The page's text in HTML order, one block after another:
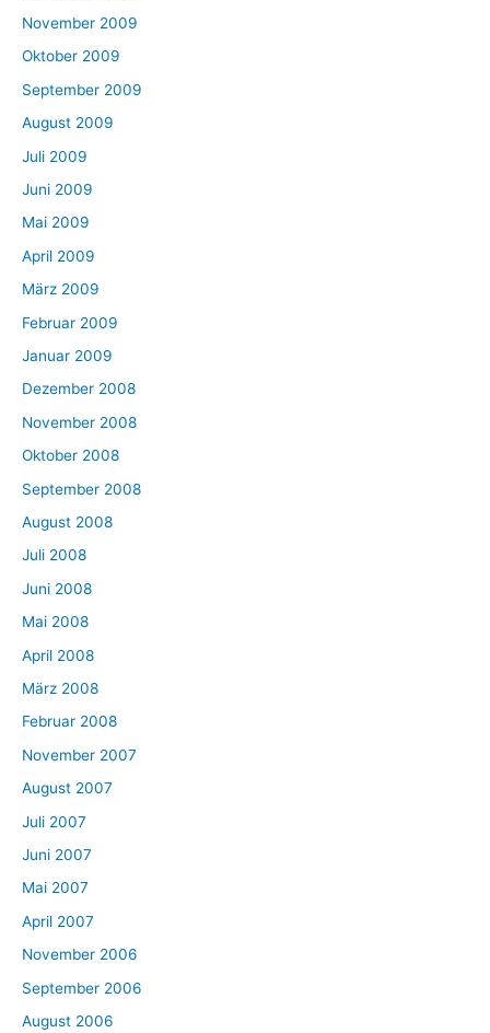
November 2009
Oktober 2009
September 2009
August 2009
Juli 2009
Juni 2009
Mai 2009
April 2009
März 2009
Februar 2009
Januar 2009
Dezember 2008
November 2008
Oktober 2008
September 2008
August 2008
Juli 2008
Juni 2008
Mai 2008
April 2008
März 2008
Februar 2008
November 2007
August 2007
Juli 2007
Juni 2007
Mai 2007
April 2007
November 2006
September 2006
August 2006